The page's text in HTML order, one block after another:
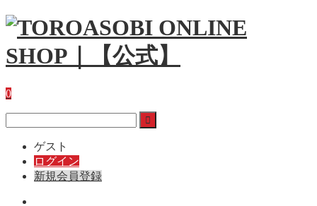
0
ゲスト
ログイン
新規会員登録